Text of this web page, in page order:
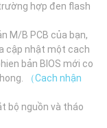
hợp đen flash
M/B PCB của bạn,
cập nhật một cach
bản BIOS mới co
（Cach nhận
bộ nguồn và tháo